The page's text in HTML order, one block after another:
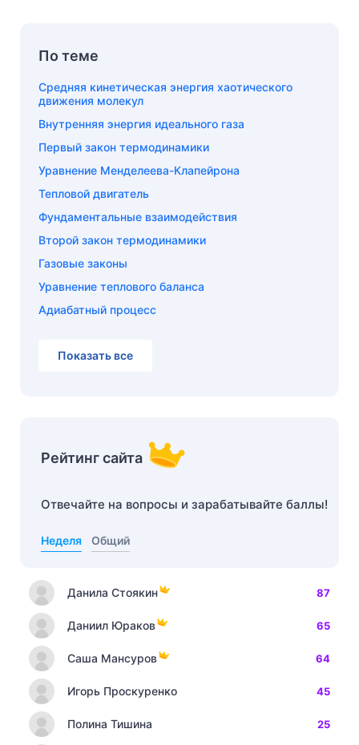
По теме
Средняя кинетическая энергия хаотического
движения молекул
Внутренняя энергия идеального газа
Первый закон термодинамики
Уравнение Менделеева-Клапейрона
Тепловой двигатель
Фундаментальные взаимодействия
Второй закон термодинамики
Газовые законы
Уравнение теплового баланса
Адиабатный процесс
Показать все
Рейтинг сайта
Отвечайте на вопросы и зарабатывайте баллы!
Неделя Общий
Данила Стоякин 87
Даниил Юраков 65
Саша Мансуров 64
Игорь Проскуренко 45
Полина Тишина 25